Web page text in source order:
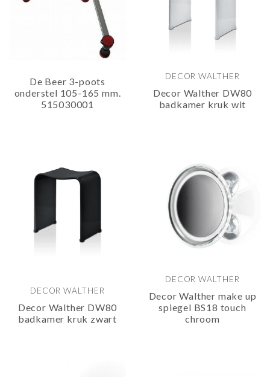
De Beer 3-poots
onderstel 105-165 mm.
515030001
DECOR WALTHER
Decor Walther DW80
badkamer kruk wit
DECOR WALTHER
Decor Walther DW80
badkamer kruk zwart
DECOR WALTHER
Decor Walther make up
spiegel BS18 touch
chroom